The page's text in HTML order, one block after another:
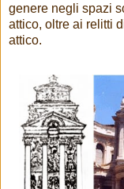
genere negli spazi
attico, oltre ai relitti
attico.